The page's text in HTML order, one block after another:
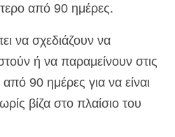
από 90 ημέρες.
να σχεδιάζουν να
ή να παραμείνουν στις
90 ημέρες για να είναι
βίζα στο πλαίσιο του